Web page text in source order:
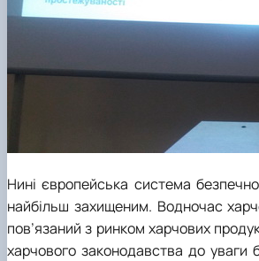
Нині європейська система
найбільш захищеним. Водночас
пов’язаний з ринком харчових
харчового законодавства до уваги